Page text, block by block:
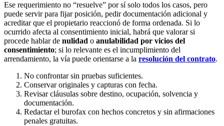
Ese requerimiento no “resuelve” por sí solo todos los casos, pero
puede servir para fijar posición, pedir documentación adicional y
acreditar que el propietario reaccionó de forma ordenada. Si lo
ocurrido afecta al consentimiento inicial, habrá que valorar si
procede hablar de nulidad o anulabilidad por vicios del
consentimiento; si lo relevante es el incumplimiento del
arrendamiento, la vía puede orientarse a la resolución del contrato.
No confrontar sin pruebas suficientes.
Conservar originales y capturas con fecha.
Revisar cláusulas sobre destino, ocupación, solvencia y
documentación.
Redactar el burofax con hechos concretos y sin afirmaciones
penales gratuitas.